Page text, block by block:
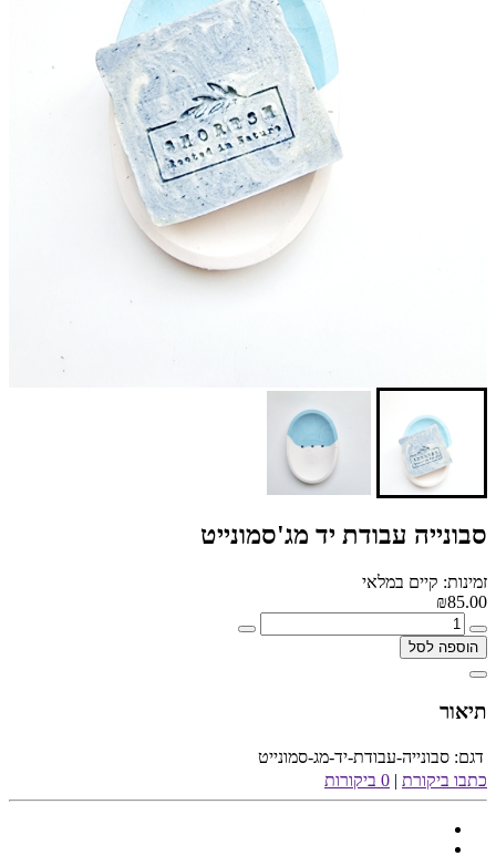
סבונייה עבודת יד מג'סמונייט
זמינות: קיים במלאי
₪85.00
הוספה לסל
תיאור
דגם: סבונייה-עבודת-יד-מג-סמונייט
כתבו ביקורת | 0 ביקורות